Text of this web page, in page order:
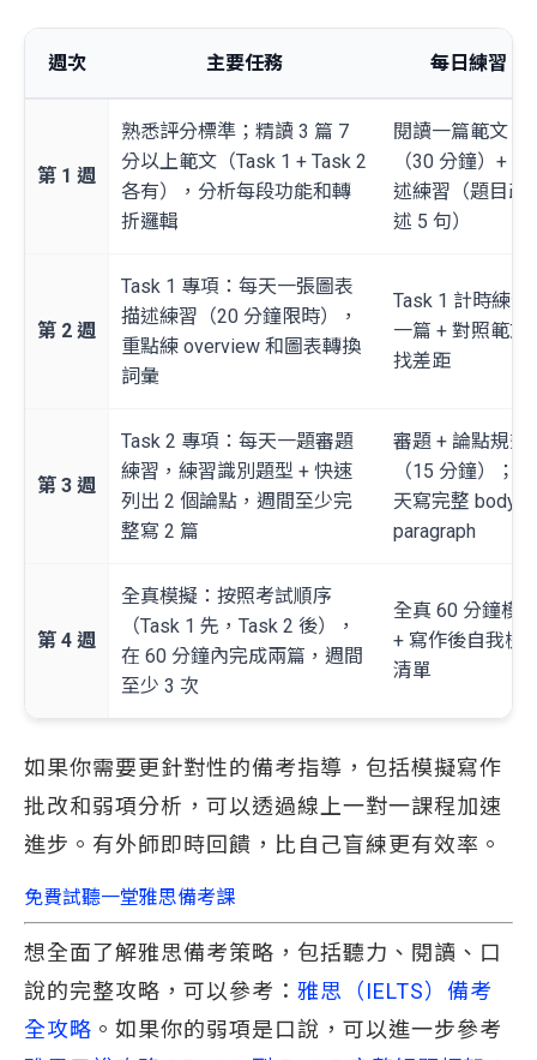
週次 主要任務 每日練習
第 1 週
熟悉評分標準；精讀 3 篇 7
分以上範文（Task 1 + Task 2
各有），分析每段功能和轉
折邏輯
閱讀一篇範文
（30 分鐘）+ 改
述練習（題目改
述 5 句）
第 2 週
Task 1 專項：每天一張圖表
描述練習（20 分鐘限時），
重點練 overview 和圖表轉換
詞彙
Task 1 計時練習
一篇 + 對照範文
找差距
第 3 週
Task 2 專項：每天一題審題
練習，練習識別題型 + 快速
列出 2 個論點，週間至少完
整寫 2 篇
審題 + 論點規劃
（15 分鐘）；隔
天寫完整 body
paragraph
第 4 週
全真模擬：按照考試順序
（Task 1 先，Task 2 後），
在 60 分鐘內完成兩篇，週間
至少 3 次
全真 60 分鐘模
+ 寫作後自我檢
清單
如果你需要更針對性的備考指導，包括模擬寫作
批改和弱項分析，可以透過線上一對一課程加速
進步。有外師即時回饋，比自己盲練更有效率。
免費試聽一堂雅思備考課
想全面了解雅思備考策略，包括聽力、閱讀、口
說的完整攻略，可以參考： 雅思（IELTS）備考
全攻略 。如果你的弱項是口說，可以進一步參考